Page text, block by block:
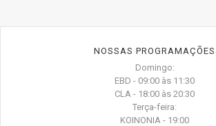
NOSSAS PROGRAMAÇÕES
Domingo:
EBD - 09:00 às 11:30
CLA - 18:00 às 20:30
Terça-feira:
KOINONIA - 19:00